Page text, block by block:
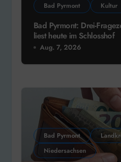
Bad Pyrmont Kultur
Bad Pyrmont: Drei-
liest heute im Schlosshof
Aug. 7, 2026
Bad Pyrmont
Niedersachsen